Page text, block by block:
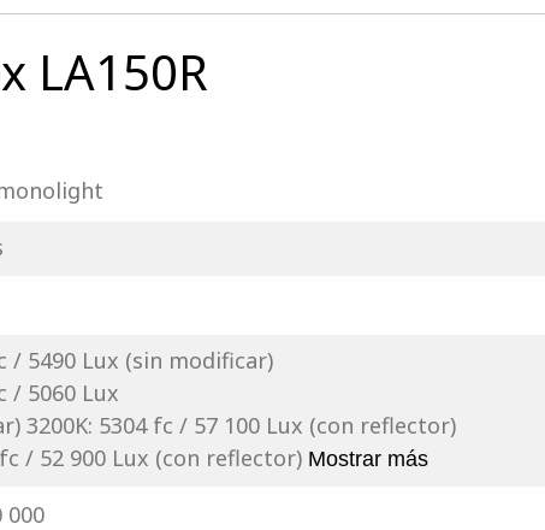
LA150R
/ 5490 Lux (sin modificar)
/ 5060 Lux
3200K: 5304 fc / 57 100 Lux (con reflector)
fc / 52 900 Lux (con reflector) Mostrar más
000